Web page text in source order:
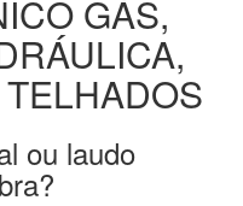
GÁS,
ou laudo